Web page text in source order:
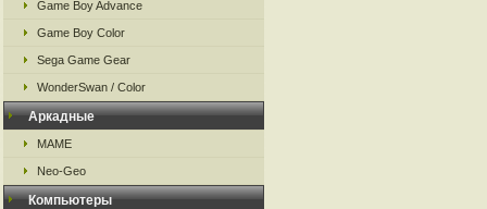
Game Boy Advance
Game Boy Color
Sega Game Gear
WonderSwan / Color
Аркадные
MAME
Neo-Geo
Компьютеры